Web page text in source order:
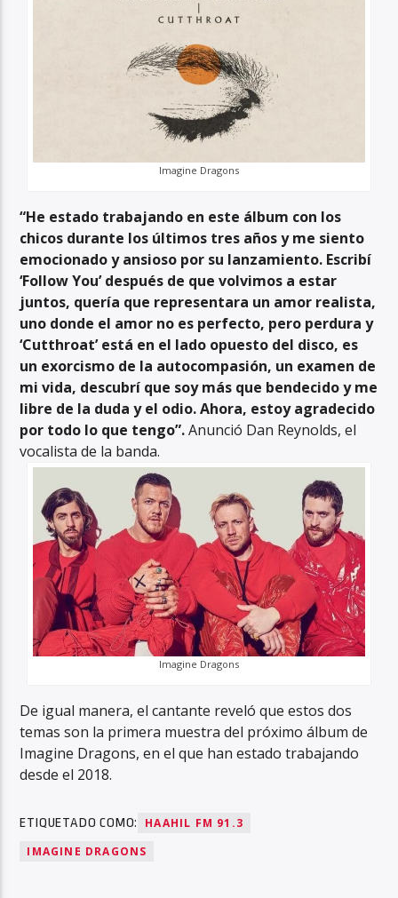
Imagine Dragons
“He estado trabajando en este álbum con los
chicos durante los últimos tres años y me siento
emocionado y ansioso por su lanzamiento. Escribí
‘Follow You’ después de que volvimos a estar
juntos, quería que representara un amor realista,
uno donde el amor no es perfecto, pero perdura y
‘Cutthroat’ está en el lado opuesto del disco, es
un exorcismo de la autocompasión, un examen de
mi vida, descubrí que soy más que bendecido y me
libre de la duda y el odio. Ahora, estoy agradecido
por todo lo que tengo”.Anunció Dan Reynolds, el
vocalista de la banda.
Imagine Dragons
De igual manera, el cantante reveló que estos dos
temas son la primera muestra del próximo álbum de
Imagine Dragons, en el que han estado trabajando
desde el 2018.
ETIQUETADO COMO:
HAAHIL FM 91.3
IMAGINE DRAGONS